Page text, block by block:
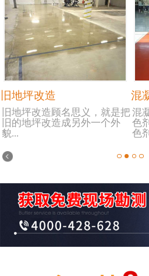
旧地坪改造
旧地坪改造顾名思义，就是把
旧的地坪改造成另外一个外
貌...
混
混
色
色